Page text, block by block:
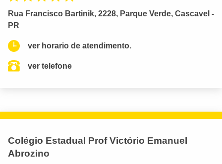
Rua Francisco Bartinik, 2228, Parque Verde, Cascavel -
PR
ver horario de atendimento.
ver telefone
Colégio Estadual Prof Victório Emanuel
Abrozino